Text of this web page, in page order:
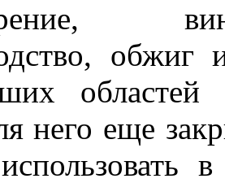
областей
него еще